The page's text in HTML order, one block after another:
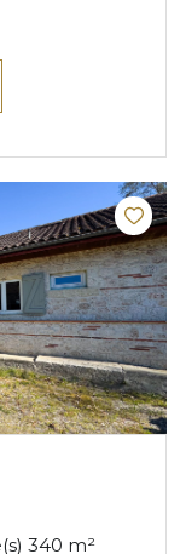
Maison 8 pièce(s) 5 chambre(s) 340 m²